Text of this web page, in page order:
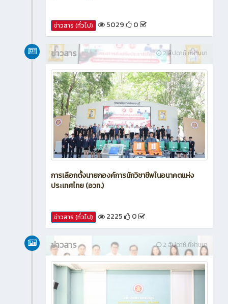
ข่าวสาร (ทั่วไป) 5029 0
2 สัปดาห์ ที่ผ่านมา
ข่าวสาร
การเลือกตั้งนายกองค์การนักวิชาชีพในอนาคตแห่ง
ประเทศไทย (อวท.)
ข่าวสาร (ทั่วไป) 2225 0
2 สัปดาห์ ที่ผ่านมา
ข่าวสาร